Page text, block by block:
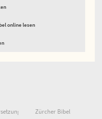
online lesen
Zürcher Bibel